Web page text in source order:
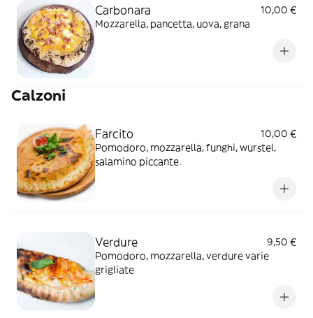
Carbonara
10,00 €
Mozzarella, pancetta, uova, grana
Calzoni
Farcito
10,00 €
Pomodoro, mozzarella, funghi, wurstel,
salamino piccante.
Verdure
9,50 €
Pomodoro, mozzarella, verdure varie
grigliate